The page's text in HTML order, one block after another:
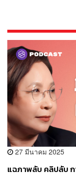
27 มีนาคม 2025
แฉภาพลับ คลิปลับ